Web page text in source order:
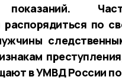
распорядиться по
в УМВД России